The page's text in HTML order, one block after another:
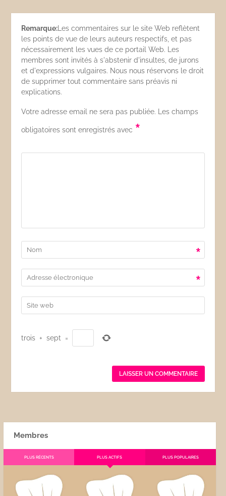
Remarque: Les commentaires sur le site Web reflètent
les points de vue de leurs auteurs respectifs, et pas
nécessairement les vues de ce portail Web. Les
membres sont invités à s'abstenir d'insultes, de jurons
et d'expressions vulgaires. Nous nous réservons le droit
de supprimer tout commentaire sans préavis ni
explications.
Votre adresse email ne sera pas publiée. Les champs
obligatoires sont enregistrés avec *
*
*
trois + sept =
Membres
PLUS RÉCENTS PLUS ACTIFS PLUS POPULAIRES